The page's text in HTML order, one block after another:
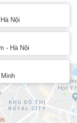
Nội
- Hà Nội